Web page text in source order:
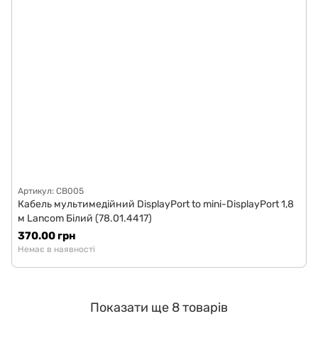
Артикул: CB005
Кабель мультимедійний DisplayPort to mini-DisplayPort 1,8
м Lancom Білий (78.01.4417)
370.00 грн
Немає в наявності
Показати ще 8 товарів